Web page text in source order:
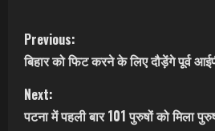
C
o
n
Previous:
बिहार को फिट करने के लिए दौड़ेंगे पूर्व
Next:
पटना में पहली बार 101 पुरुषों को मिला